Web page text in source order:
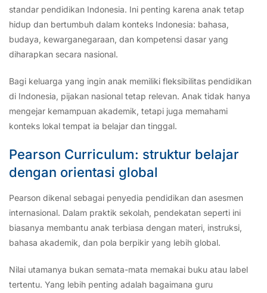
standar pendidikan Indonesia. Ini penting karena anak tetap
hidup dan bertumbuh dalam konteks Indonesia: bahasa,
budaya, kewarganegaraan, dan kompetensi dasar yang
diharapkan secara nasional.
Bagi keluarga yang ingin anak memiliki fleksibilitas pendidikan
di Indonesia, pijakan nasional tetap relevan. Anak tidak hanya
mengejar kemampuan akademik, tetapi juga memahami
konteks lokal tempat ia belajar dan tinggal.
Pearson Curriculum: struktur belajar
dengan orientasi global
Pearson dikenal sebagai penyedia pendidikan dan asesmen
internasional. Dalam praktik sekolah, pendekatan seperti ini
biasanya membantu anak terbiasa dengan materi, instruksi,
bahasa akademik, dan pola berpikir yang lebih global.
Nilai utamanya bukan semata-mata memakai buku atau label
tertentu. Yang lebih penting adalah bagaimana guru